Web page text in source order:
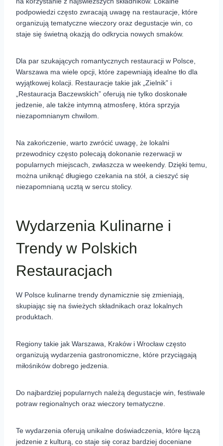
podpowiedzi często zwracają uwagę na restauracje, które
organizują tematyczne wieczory oraz degustacje win, co
staje się świetną okazją do odkrycia nowych smaków.
Dla par szukających romantycznych restauracji w Polsce,
Warszawa ma wiele opcji, które zapewniają idealne tło dla
wyjątkowej kolacji. Restauracje takie jak „Zielnik” i
„Restauracja Baczewskich” oferują nie tylko doskonałe
jedzenie, ale także intymną atmosferę, która sprzyja
niezapomnianym chwilom.
Na zakończenie, warto zwrócić uwagę, że lokalni
przewodnicy często polecają dokonanie rezerwacji w
popularnych miejscach, zwłaszcza w weekendy. Dzięki temu,
można uniknąć długiego czekania na stół, a cieszyć się
niezapomnianą ucztą w sercu stolicy.
Wydarzenia Kulinarne i
Trendy w Polskich
Restauracjach
W Polsce kulinarne trendy dynamicznie się zmieniają,
skupiając się na świeżych składnikach oraz lokalnych
produktach.
Regiony takie jak Warszawa, Kraków i Wrocław często
organizują wydarzenia gastronomiczne, które przyciągają
miłośników dobrego jedzenia.
Do najbardziej popularnych należą degustacje win, festiwale
potraw regionalnych oraz wieczory tematyczne.
Te wydarzenia oferują unikalne doświadczenia, które łączą
jedzenie z kulturą, co staje się coraz bardziej doceniane